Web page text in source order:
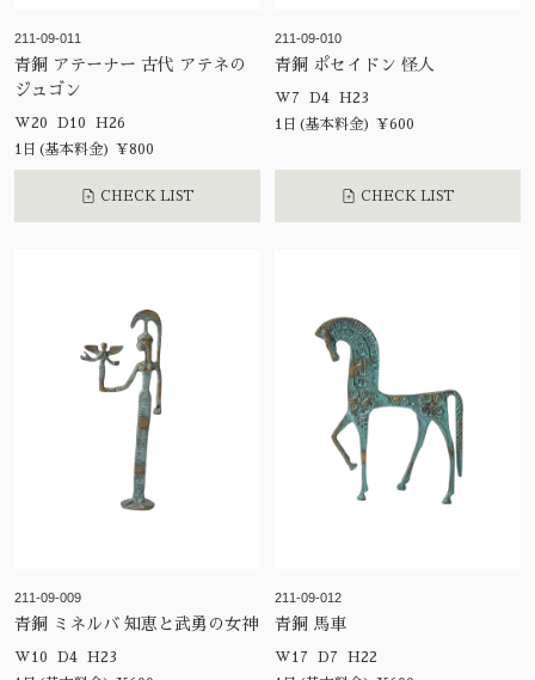
211-09-011
青銅 アテーナー 古代 アテネの
ジュゴン
W20 D10 H26
1日(基本料金) ¥800
CHECK LIST
211-09-010
青銅 ポセイドン 怪人
W7 D4 H23
1日(基本料金) ¥600
CHECK LIST
211-09-009
青銅 ミネルバ 知恵と武勇の女神
W10 D4 H23
211-09-012
青銅 馬車
W17 D7 H22